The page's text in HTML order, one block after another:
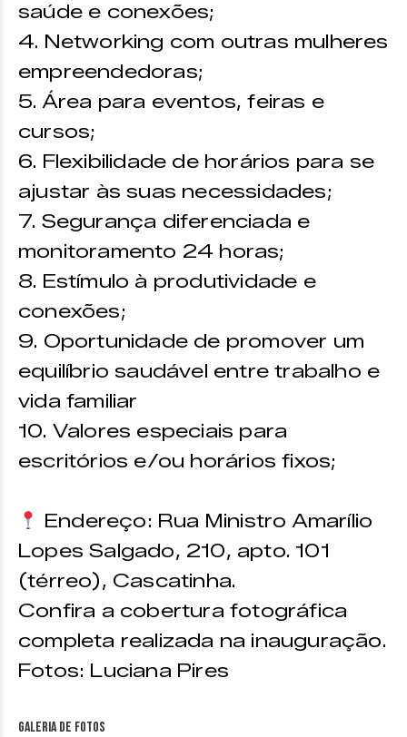
saúde e conexões;
4. Networking com outras mulheres
empreendedoras;
5. Área para eventos, feiras e
cursos;
6. Flexibilidade de horários para se
ajustar às suas necessidades;
7. Segurança diferenciada e
monitoramento 24 horas;
8. Estímulo à produtividade e
conexões;
9. Oportunidade de promover um
equilíbrio saudável entre trabalho e
vida familiar
10. Valores especiais para
escritórios e/ou horários fixos;
Endereço: Rua Ministro Amarílio
Lopes Salgado, 210, apto. 101
(térreo), Cascatinha.
Confira a cobertura fotográfica
completa realizada na inauguração.
Fotos: Luciana Pires
Galeria de fotos